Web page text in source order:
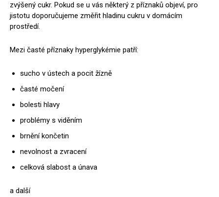
zvýšený cukr. Pokud se u vás některý z příznaků objeví, pro
jistotu doporučujeme změřit hladinu cukru v domácím
prostředí.
Mezi časté příznaky hyperglykémie patří:
sucho v ústech a pocit žízně
časté močení
bolesti hlavy
problémy s viděním
brnění končetin
nevolnost a zvracení
celková slabost a únava
a další